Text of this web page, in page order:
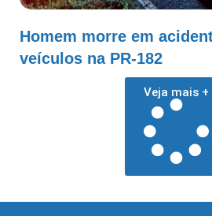
Homem morre em
veículos na PR-182
Veja mais +